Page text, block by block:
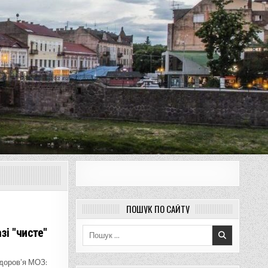
"чисте"
МОЗ:
ПОШУК ПО САЙТУ
Пошук